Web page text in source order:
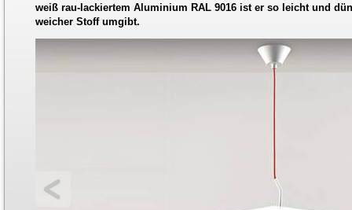
weiß rau-lackiertem Aluminium RAL 9016 ist er so leicht und
weicher Stoff umgibt.